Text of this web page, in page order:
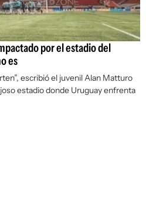
por el estadio del
es
escribió el juvenil Alan Matturo
estadio donde Uruguay enfrenta